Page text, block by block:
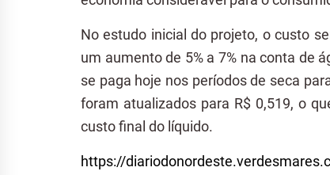
No estudo inicial do projeto, o custo
um aumento de 5% a 7% na conta de
se paga hoje nos períodos de seca
foram atualizados para R$ 0,519, o
custo final do líquido.
https://